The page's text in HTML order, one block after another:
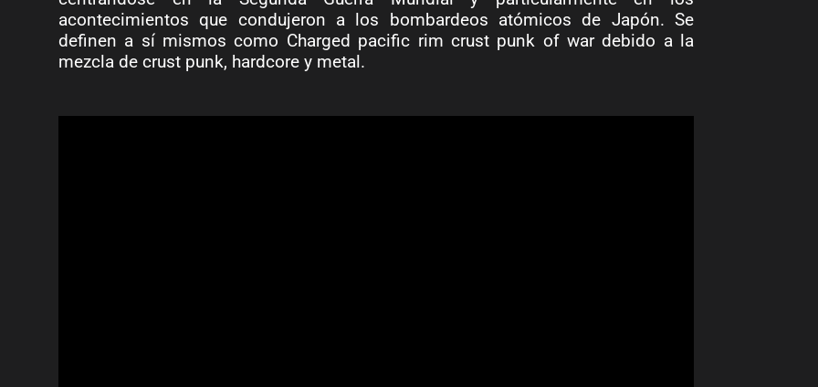
acontecimientos que condujeron a los bombardeos atómicos de Japón. Se
definen a sí mismos como Charged pacific rim crust punk of war debido a la
mezcla de crust punk, hardcore y metal.